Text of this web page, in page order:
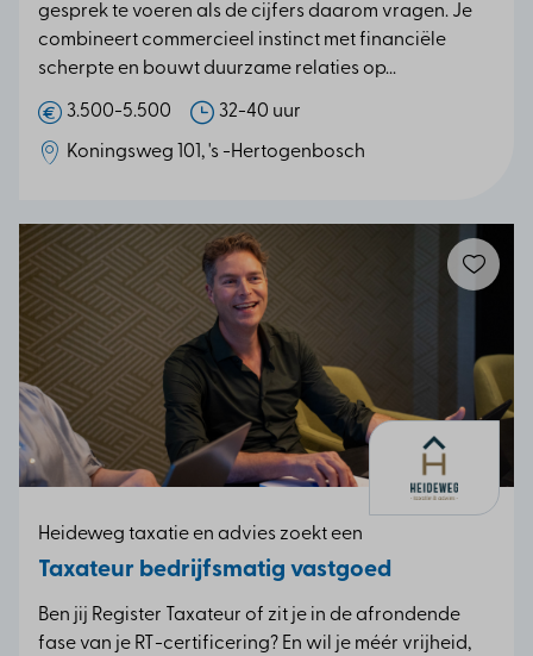
gesprek te voeren als de cijfers daarom vragen. Je
combineert commercieel instinct met financiële
scherpte en bouwt duurzame relaties op...
3.500-5.500 32-40 uur
Koningsweg 101, 's -Hertogenbosch
Heideweg taxatie en advies zoekt een
Taxateur bedrijfsmatig vastgoed
Ben jij Register Taxateur of zit je in de afrondende
fase van je RT-certificering? En wil je méér vrijheid,